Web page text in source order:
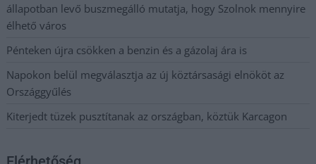
állapotban levő buszmegálló mutatja, hogy Szolnok mennyire
élhető város
Pénteken újra csökken a benzin és a gázolaj ára is
Napokon belül megválasztja az új köztársasági elnököt az
Országgyűlés
Kiterjedt tüzek pusztítanak az országban, köztük Karcagon